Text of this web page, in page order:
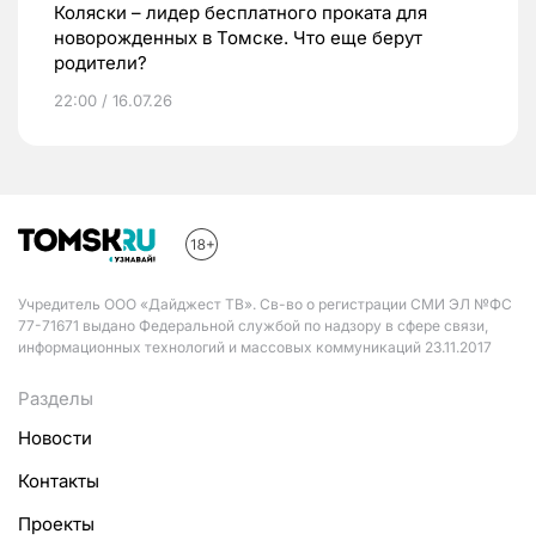
Коляски – лидер бесплатного проката для
новорожденных в Томске. Что еще берут
родители?
22:00 / 16.07.26
Учредитель ООО «Дайджест ТВ». Св-во о регистрации СМИ ЭЛ №ФС
77-71671 выдано Федеральной службой по надзору в сфере связи,
информационных технологий и массовых коммуникаций 23.11.2017
Разделы
Новости
Контакты
Проекты